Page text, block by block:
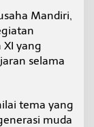
Mandiri,
XI yang
selama
tema yang
muda